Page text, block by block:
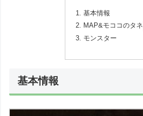
基本情報
MAP&モココのタネ
モンスター
基本情報